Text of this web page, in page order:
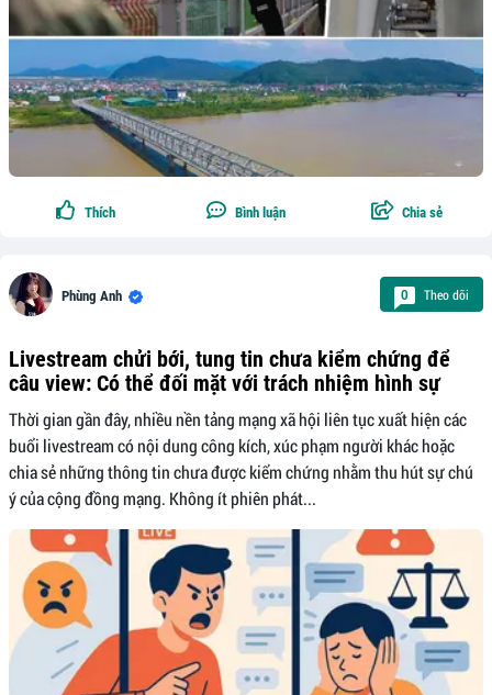
Thích Bình luận Chia sẻ
Phùng Anh 0 Theo dõi
Livestream chửi bới, tung tin chưa kiểm chứng để
câu view: Có thể đối mặt với trách nhiệm hình sự
Thời gian gần đây, nhiều nền tảng mạng xã hội liên tục xuất hiện các
buổi livestream có nội dung công kích, xúc phạm người khác hoặc
chia sẻ những thông tin chưa được kiểm chứng nhằm thu hút sự chú
ý của cộng đồng mạng. Không ít phiên phát...